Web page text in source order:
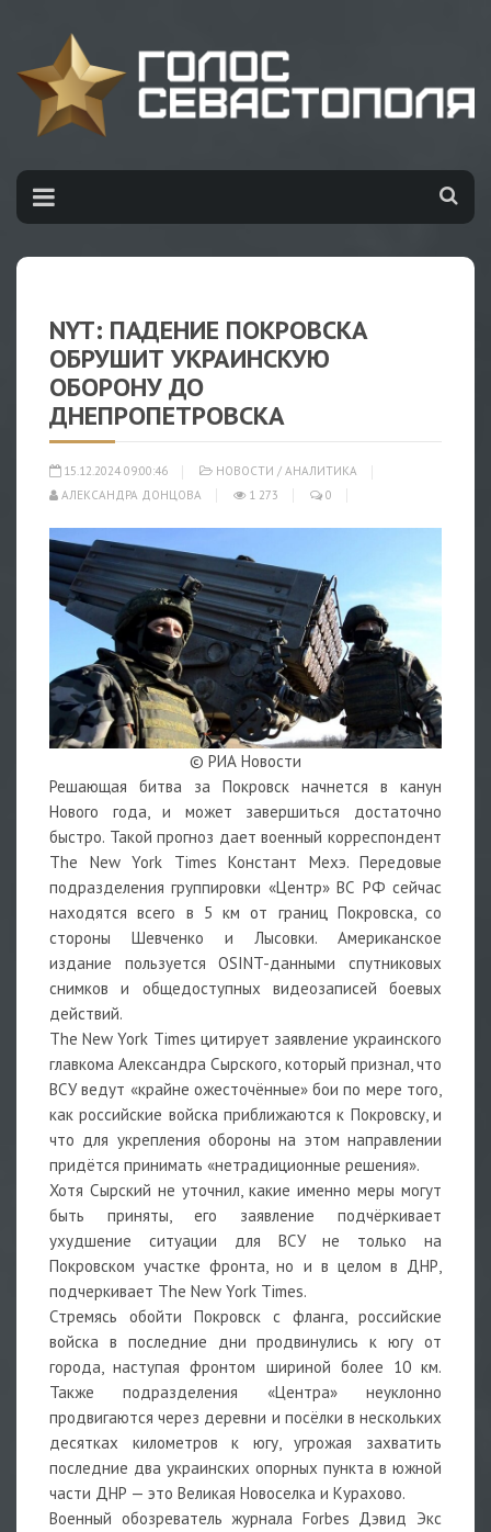
NYT: ПАДЕНИЕ ПОКРОВСКА
ОБРУШИТ УКРАИНСКУЮ
ОБОРОНУ ДО
ДНЕПРОПЕТРОВСКА
15.12.2024 09:00:46 НОВОСТИ / АНАЛИТИКА
АЛЕКСАНДРА ДОНЦОВА
1 273 0
© РИА Новости
Решающая битва за Покровск начнется в канун
Нового года, и может завершиться достаточно
быстро. Такой прогноз дает военный корреспондент
The New York Times Констант Мехэ. Передовые
подразделения группировки «Центр» ВС РФ сейчас
находятся всего в 5 км от границ Покровска, со
стороны Шевченко и Лысовки. Американское
издание пользуется OSINT-данными спутниковых
снимков и общедоступных видеозаписей боевых
действий.
The New York Times цитирует заявление украинского
главкома Александра Сырского, который признал, что
ВСУ ведут «крайне ожесточённые» бои по мере того,
как российские войска приближаются к Покровску, и
что для укрепления обороны на этом направлении
придётся принимать «нетрадиционные решения».
Хотя Сырский не уточнил, какие именно меры могут
быть приняты, его заявление подчёркивает
ухудшение ситуации для ВСУ не только на
Покровском участке фронта, но и в целом в ДНР,
подчеркивает The New York Times.
Стремясь обойти Покровск с фланга, российские
войска в последние дни продвинулись к югу от
города, наступая фронтом шириной более 10 км.
Также подразделения «Центра» неуклонно
продвигаются через деревни и посёлки в нескольких
десятках километров к югу, угрожая захватить
последние два украинских опорных пункта в южной
части ДНР — это Великая Новоселка и Курахово.
Военный обозреватель журнала Forbes Дэвид Экс